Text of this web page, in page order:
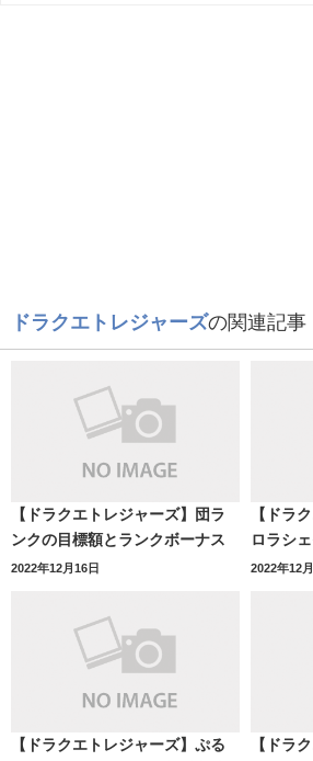
ドラクエトレジャーズの関連記事
【ドラクエトレジャーズ】団ラ
ンクの目標額とランクボーナス
2022年12月16日
【ドラ
ロラシ
2022年12
【ドラクエトレジャーズ】ぷる
【ドラ